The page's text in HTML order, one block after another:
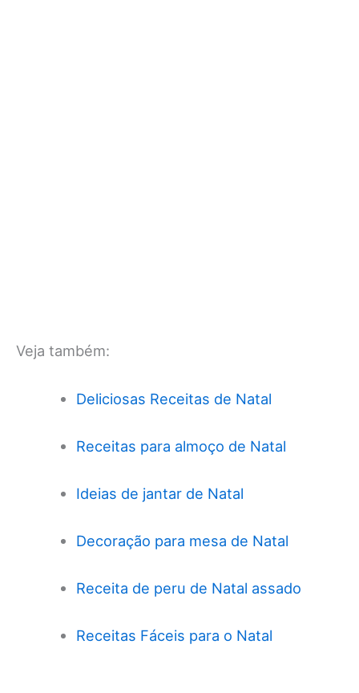
Veja também:
Deliciosas Receitas de Natal
Receitas para almoço de Natal
Ideias de jantar de Natal
Decoração para mesa de Natal
Receita de peru de Natal assado
Receitas Fáceis para o Natal